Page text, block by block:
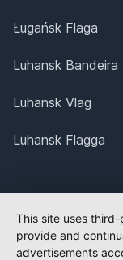
Ługańsk Flaga
Luhansk Bandeira
Luhansk Vlag
Luhansk Flagga
This site uses
provide and
advertisements